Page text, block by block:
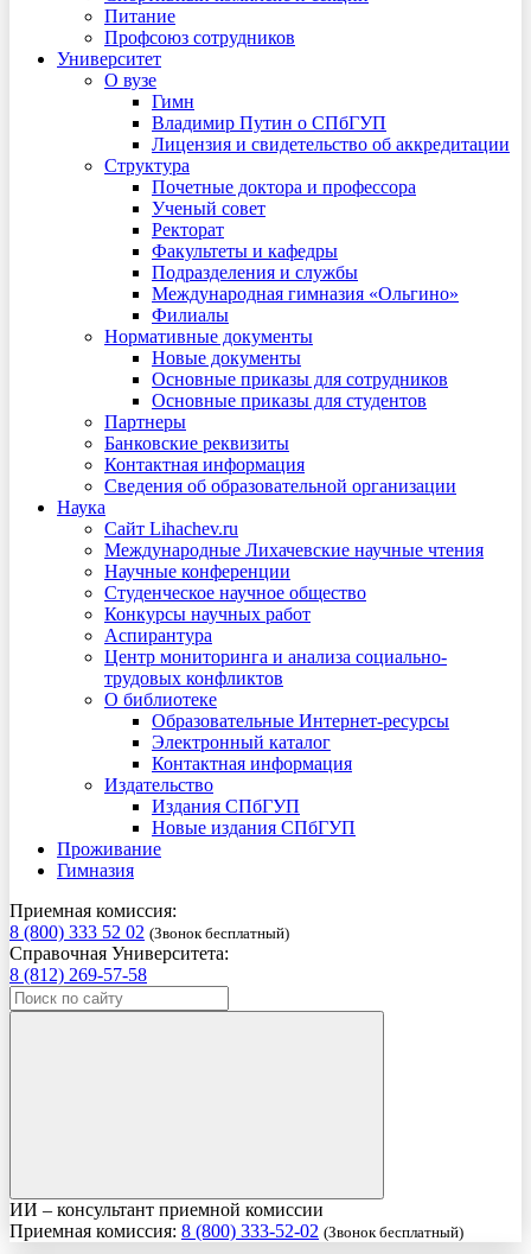
Питание
Профсоюз сотрудников
Университет
О вузе
Гимн
Владимир Путин о СПбГУП
Лицензия и свидетельство об аккредитации
Структура
Почетные доктора и профессора
Ученый совет
Ректорат
Факультеты и кафедры
Подразделения и службы
Международная гимназия «Ольгино»
Филиалы
Нормативные документы
Новые документы
Основные приказы для сотрудников
Основные приказы для студентов
Партнеры
Банковские реквизиты
Контактная информация
Сведения об образовательной организации
Наука
Сайт Lihachev.ru
Международные Лихачевские научные чтения
Научные конференции
Студенческое научное общество
Конкурсы научных работ
Аспирантура
Центр мониторинга и анализа социально-
трудовых конфликтов
О библиотеке
Образовательные Интернет-ресурсы
Электронный каталог
Контактная информация
Издательство
Издания СПбГУП
Новые издания СПбГУП
Проживание
Гимназия
Приемная комиссия:
8 (800) 333 52 02 (Звонок бесплатный)
Справочная Университета:
8 (812) 269-57-58
ИИ – консультант приемной комиссии
Приемная комиссия: 8 (800) 333-52-02 (Звонок бесплатный)